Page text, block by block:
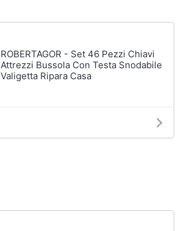
ROBERTAGOR - Set 46 Pezzi Chiavi
Attrezzi Bussola Con Testa Snodabile
Valigetta Ripara Casa